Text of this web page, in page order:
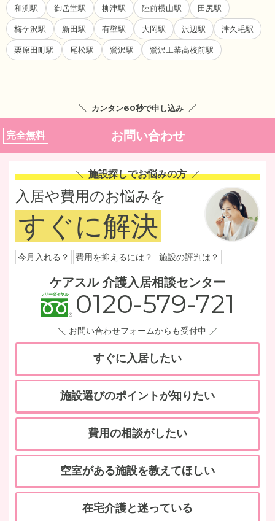
和渕駅 御岳堂駅 柳津駅 陸前横山駅 田尻駅
梅ケ沢駅 新田駅 有壁駅 大岡駅 沢辺駅 津久毛駅
栗原田町駅 尾松駅 鶯沢駅 鶯沢工業高校前駅
カンタン60秒で申し込み
完全無料 お問い合わせ
施設探しでお悩みの方
入居や費用のお悩みを
すぐに解決
今月入れる？ 費用を抑えるには？ 施設の評判は？
ケアスル 介護入居相談センター
0120-579-721
お問い合わせフォームからも受付中
すぐに入居したい
施設選びのポイントが知りたい
費用の相談がしたい
空室がある施設を教えてほしい
在宅介護と迷っている